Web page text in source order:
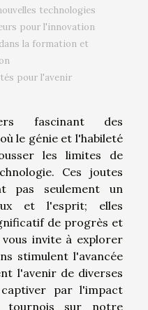
technologies
pour l'innovation
la formation et
pour l'avenir
fascinant des
le génie et l'habileté
les limites de
Ces joutes
pas seulement un
et l'esprit; elles
de progrès et
invite à explorer
stimulent l'avancée
l'avenir de diverses
captiver par l'impact
tournois sur notre